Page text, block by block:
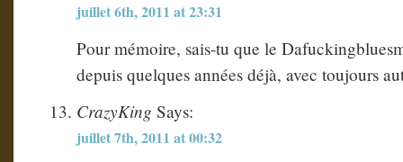
juillet 6th, 2011 at 23:31
Pour mémoire, sais-tu que le
depuis quelques années déjà, avec toujours
CrazyKing Says:
juillet 7th, 2011 at 00:32